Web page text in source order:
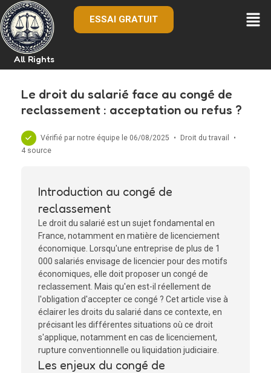
All Rights
ESSAI GRATUIT
Le droit du salarié face au congé de
reclassement : acceptation ou refus ?
Vérifié par notre équipe le 06/08/2025 • Droit du travail
•
4 source
Introduction au congé de
reclassement
Le droit du salarié est un sujet fondamental en
France, notamment en matière de licenciement
économique. Lorsqu'une entreprise de plus de 1
000 salariés envisage de licencier pour des motifs
économiques, elle doit proposer un congé de
reclassement. Mais qu'en est-il réellement de
l'obligation d'accepter ce congé ? Cet article vise à
éclairer les droits du salarié dans ce contexte, en
précisant les différentes situations où ce droit
s'applique, notamment en cas de licenciement,
rupture conventionnelle ou liquidation judiciaire.
Les enjeux du congé de